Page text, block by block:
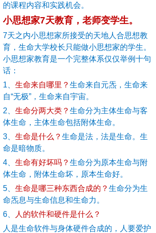
的课程内容和实践机会。
小思想家7天教育，老师变学生。
7天之内小思想家所接受的天地人合思想教
育，生命大学校长只能做小思想家的学生。
小思想家教育是一个完整体系仅仅举例十句
话：
1
生命来自哪里？ 生命来自元炁，生命来
自“无极”，生命来自宇宙。
2
生命分两大类？ 生命分为主体生命与客
体生命，主体生命包括附体生命。
3
生命是什么？ 生命是法，法是生命。生
命是暗物质。
4
生命有好坏吗？ 生命分为原本生命与附
体生命，附体生命坏，原本生命好。
5
生命是哪三种东西合成的？ 生命分为生
命炁息与生命信息和生命力。
6
人的软件和硬件是什么？
人是生命软件与身体硬件合成的，人要爱护